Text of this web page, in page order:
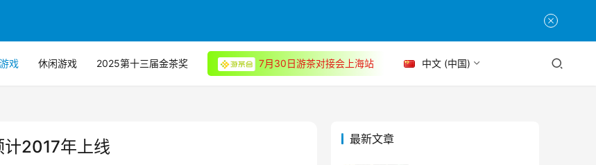
戏 休闲游戏 2025第十三届金茶奖 7月30日游茶对接会上海站 中文 (中国)
计2017年上线 最新文章